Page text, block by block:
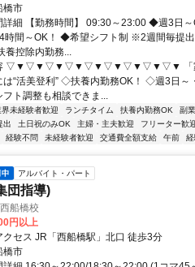
橋市
詳細 【勤務時間】 09:30～23:00 ◆週3日
時間～OK！ ◆希望シフト制 ※2週間毎提
養控除内勤務...
▽▼▽▼▽▼▽▼▽▼▽▼▽▼▽▼▽▼ 「家事
は“活美登利” ◇扶養内勤務OK！ ◇週3日
フト調整も相談できま...
界未経験者歓迎 ランチタイム 扶養内勤務OK 副
出
土日祝のみOK 主婦・主夫歓迎 フリーター歓
経験不問 未経験者歓迎 交通費全額支給 午前
アルバイト・パート
団指導)
船橋校
円以上
クセス JR「西船橋駅」北口 徒歩3分
橋市